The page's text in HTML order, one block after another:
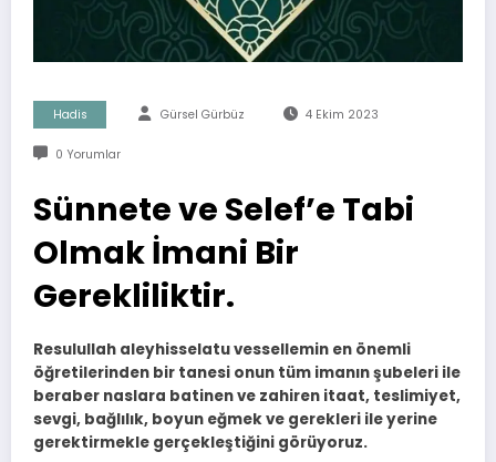
Hadis Gürsel Gürbüz 4 Ekim 2023
0 Yorumlar
Sünnete ve Selef’e Tabi
Olmak İmani Bir
Gerekliliktir.
Resulullah aleyhisselatu vessellemin en önemli
öğretilerinden bir tanesi onun tüm imanın şubeleri ile
beraber naslara batinen ve zahiren itaat, teslimiyet,
sevgi, bağlılık, boyun eğmek ve gerekleri ile yerine
gerektirmekle gerçekleştiğini görüyoruz.